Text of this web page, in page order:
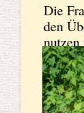
Die
den
dann